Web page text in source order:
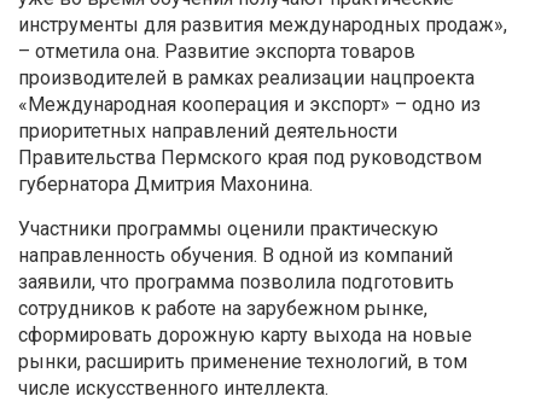
инструменты для развития международных продаж»,
– отметила она. Развитие экспорта товаров
производителей в рамках реализации нацпроекта
«Международная кооперация и экспорт» – одно из
приоритетных направлений деятельности
Правительства Пермского края под руководством
губернатора Дмитрия Махонина.
Участники программы оценили практическую
направленность обучения. В одной из компаний
заявили, что программа позволила подготовить
сотрудников к работе на зарубежном рынке,
сформировать дорожную карту выхода на новые
рынки, расширить применение технологий, в том
числе искусственного интеллекта.